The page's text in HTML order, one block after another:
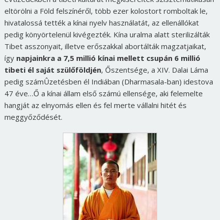
eltörölni a Föld felszínéről, több ezer kolostort romboltak le,
hivatalossá tették a kínai nyelv használatát, az ellenállókat
pedig könyörtelenül kivégezték. Kína uralma alatt sterilizálták
Tibet asszonyait, illetve erőszakkal abortálták magzatjaikat,
így napjainkra a 7,5 millió kínai mellett csupán 6 millió
tibeti él saját szülőföldjén, Őszentsége, a XIV. Dalai Láma
pedig számÛzetésben él Indiában (Dharmasala-ban) idestova
47 éve…Ő a kínai állam első számú ellensége, aki felemelte
hangját az elnyomás ellen és fel merte vállalni hitét és
meggyőződését.